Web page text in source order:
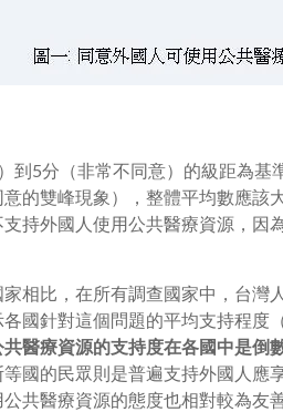
到5分（非常不同意）的級距為基
的雙峰現象），整體平均數應該
持外國人使用公共醫療資源，因
相比，在所有調查國家中，台灣
國針對這個問題的平均支持程度
醫療資源的支持度在各國中是倒
國的民眾則是普遍支持外國人應
共醫療資源的態度也相對較為友善